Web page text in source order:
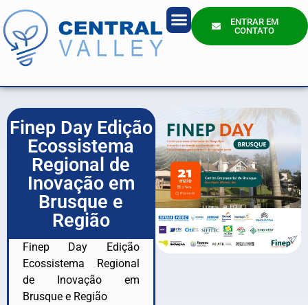
ENTRAR EM
CONTATO
Finep Day Edição
Ecossistema
Regional de
Inovação em
Brusque e
Região
Finep Day Edição
Ecossistema Regional
de Inovação em
Brusque e Região